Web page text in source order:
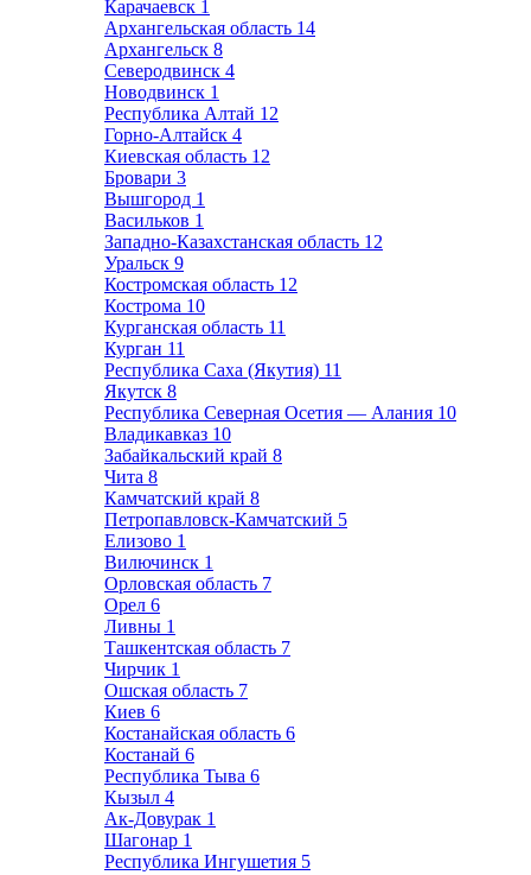
Карачаевск 1
Архангельская область 14
Архангельск 8
Северодвинск 4
Новодвинск 1
Республика Алтай 12
Горно-Алтайск 4
Киевская область 12
Бровари 3
Вышгород 1
Васильков 1
Западно-Казахстанская область 12
Уральск 9
Костромская область 12
Кострома 10
Курганская область 11
Курган 11
Республика Саха (Якутия) 11
Якутск 8
Республика Северная Осетия — Алания 10
Владикавказ 10
Забайкальский край 8
Чита 8
Камчатский край 8
Петропавловск-Камчатский 5
Елизово 1
Вилючинск 1
Орловская область 7
Орел 6
Ливны 1
Ташкентская область 7
Чирчик 1
Ошская область 7
Киев 6
Костанайская область 6
Костанай 6
Республика Тыва 6
Кызыл 4
Ак-Довурак 1
Шагонар 1
Республика Ингушетия 5